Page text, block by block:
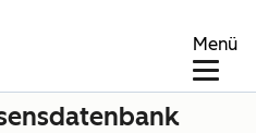
Menü